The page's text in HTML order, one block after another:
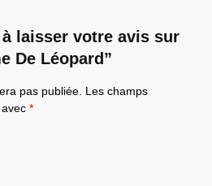
laisser votre avis sur
De Léopard”
pas publiée. Les champs
*